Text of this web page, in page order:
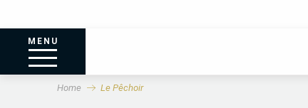
MENU
Home Le Pêchoir